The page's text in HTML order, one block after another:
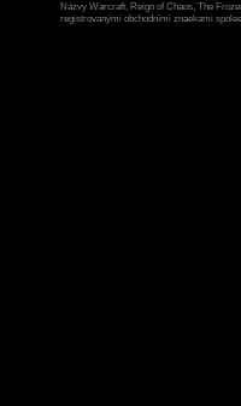
Názvy Warcraft, Reign of Chaos, The
registrovanými obchodními znaekami